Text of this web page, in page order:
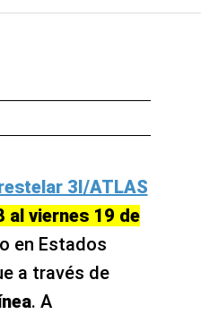
3I/ATLAS
al viernes 19 de
en Estados
a través de
. A